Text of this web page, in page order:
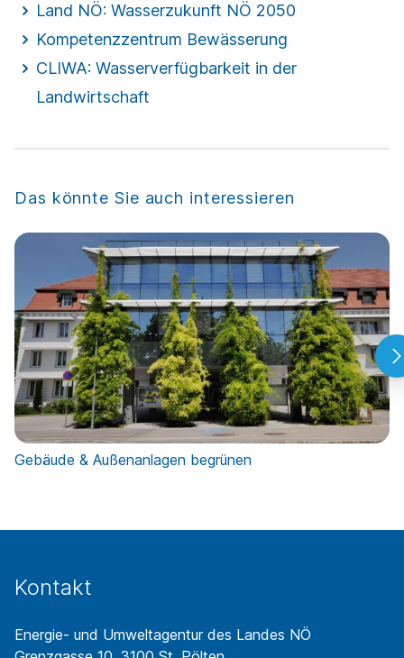
Land NÖ: Wasserzukunft NÖ 2050
Kompetenzzentrum Bewässerung
CLIWA: Wasserverfügbarkeit in der
Landwirtschaft
Das könnte Sie auch interessieren
Gebäude & Außenanlagen begrünen
Kontakt
Energie- und Umweltagentur des Landes NÖ